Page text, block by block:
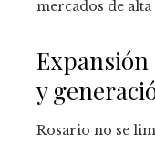
mercados de alta
y
Rosario no se